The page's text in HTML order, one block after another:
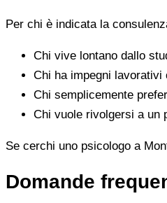
Per chi è indicata la
Chi vive lontano dallo
Chi ha impegni
Chi semplicemente
Chi vuole rivolgersi a un
Se cerchi uno psicologo a
Domande